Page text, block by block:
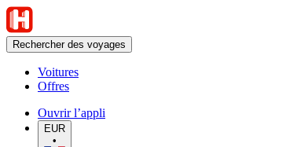
Rechercher des voyages
Voitures
Offres
Ouvrir l’appli
EUR
•